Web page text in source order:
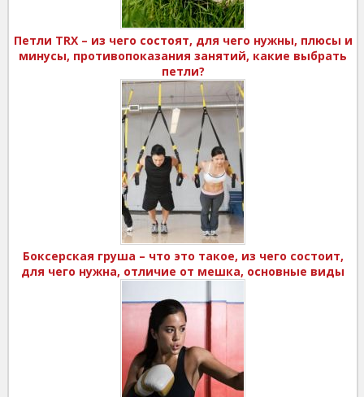
Петли TRX – из чего состоят, для чего нужны, плюсы и
минусы, противопоказания занятий, какие выбрать
петли?
Боксерская груша – что это такое, из чего состоит,
для чего нужна, отличие от мешка, основные виды